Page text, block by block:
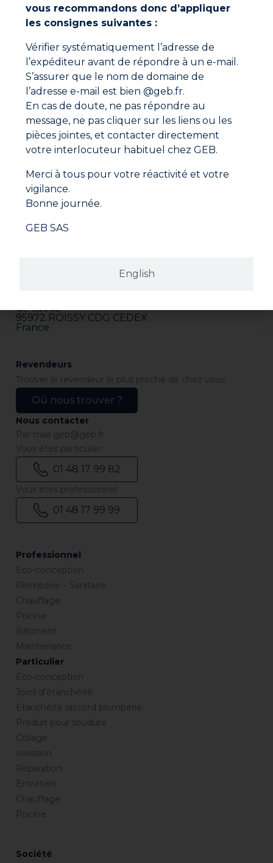
Fiche technique
Fiche agrément eau potable
CS 62062
95972 ROISSY CDG CEDEX
France
Professionnel
Eco-conception
Plomberie – Sanitaire
Chauffage
Piscine
Bâtiment
Maintenance
Particulier
Eco-conception
Joint d’étanchéité
Etanchéité raccord plomberie
Produit pour soudure
Collage
Isolation
Réparation
Entretien
Chauffage
Piscine
Société
Revendeurs
Trouver le revendeur le plus proche de chez vous.
Où nous trouver ?
Nous contacter
Par mail geb@geb.fr
Vous êtes particulier
01 48 17 99 82
Vous êtes professionnel
01 48 17 99 99
English
vous recommandons donc d’appliquer
les consignes suivantes :
Vérifier systématiquement l’adresse de
l’expéditeur avant de répondre à un e-mail.
S’assurer que le nom de domaine de
l’adresse e-mail est bien @geb.fr.
En cas de doute, ne pas répondre au
message, ne pas cliquer sur les liens ou les
pièces jointes, et contacter directement
votre interlocuteur habituel chez GEB.
Merci à tous pour votre réactivité et votre
vigilance.
Bonne journée.
GEB SAS